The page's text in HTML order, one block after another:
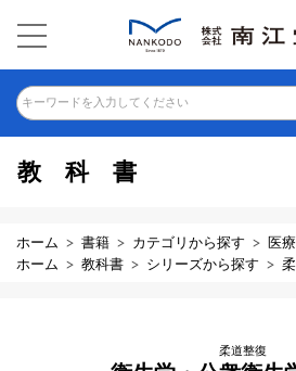
キーワードを入力してください
教科書
ホーム 書籍 カテゴリから探す 医
ホーム
教科書 シリーズから探す
柔道整復